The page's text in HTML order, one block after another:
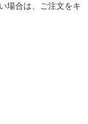
場合は、ご注文をキ